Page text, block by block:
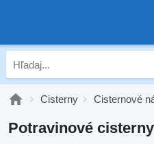
Cisterny Cisternové
Potravinové